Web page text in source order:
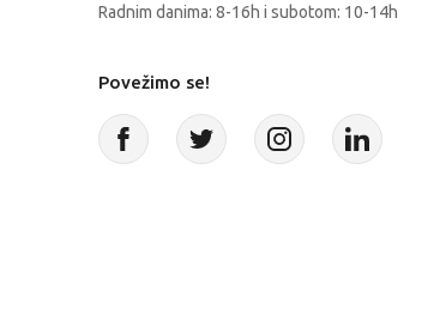
Radnim danima: 8-16h i subotom: 10-14h
Povežimo se!